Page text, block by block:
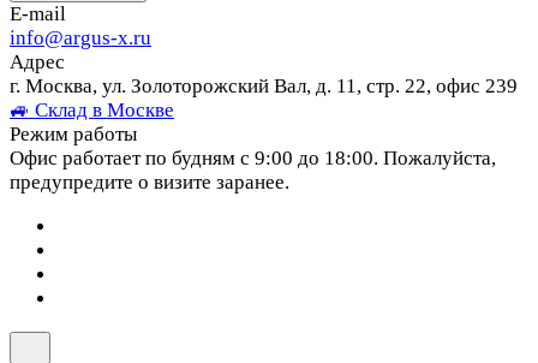
E-mail
info@argus-x.ru
Адрес
г. Москва, ул. Золоторожский Вал, д. 11, стр. 22, офис 239
🚙 Склад в Москве
Режим работы
Офис работает по будням с 9:00 до 18:00. Пожалуйста,
предупредите о визите заранее.